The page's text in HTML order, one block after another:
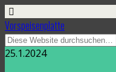
Vorspeisenplatte
25.1.2024